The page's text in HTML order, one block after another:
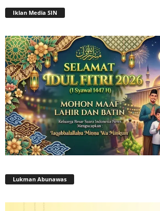
Iklan Media SIN
Lukman Abunawas